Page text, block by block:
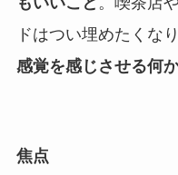
ドはつい埋めたくな
感覚を感じさせる何
焦点